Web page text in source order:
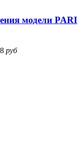
модели PARI
руб